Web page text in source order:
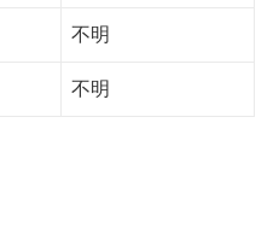
不明
不明